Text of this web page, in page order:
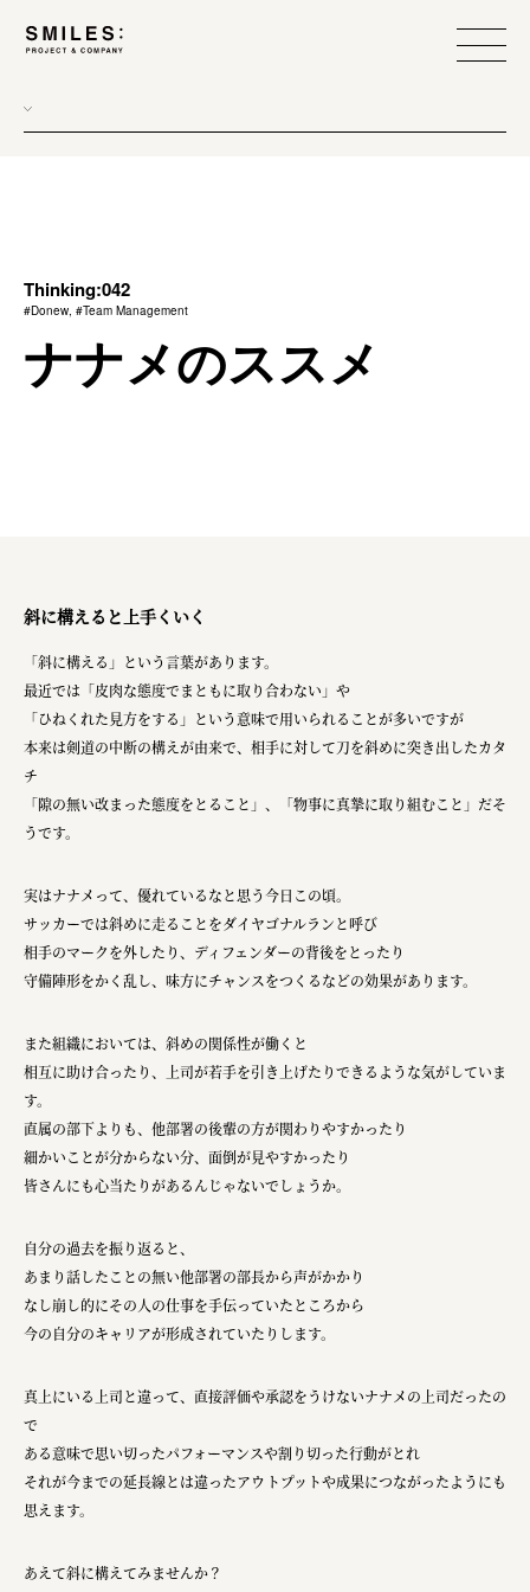
scope
team management
Thinking:042
#Donew, #Team Management
ナナメのススメ
斜に構えると上手くいく
「斜に構える」という言葉があります。
最近では「皮肉な態度でまともに取り合わない」や
「ひねくれた見方をする」という意味で用いられることが多いですが
本来は剣道の中断の構えが由来で、相手に対して刀を斜めに突き出したカタ
チ
「隙の無い改まった態度をとること」、「物事に真摯に取り組むこと」だそ
うです。
実はナナメって、優れているなと思う今日この頃。
サッカーでは斜めに走ることをダイヤゴナルランと呼び
相手のマークを外したり、ディフェンダーの背後をとったり
守備陣形をかく乱し、味方にチャンスをつくるなどの効果があります。
また組織においては、斜めの関係性が働くと
相互に助け合ったり、上司が若手を引き上げたりできるような気がしていま
す。
直属の部下よりも、他部署の後輩の方が関わりやすかったり
細かいことが分からない分、面倒が見やすかったり
皆さんにも心当たりがあるんじゃないでしょうか。
自分の過去を振り返ると、
あまり話したことの無い他部署の部長から声がかかり
なし崩し的にその人の仕事を手伝っていたところから
今の自分のキャリアが形成されていたりします。
真上にいる上司と違って、直接評価や承認をうけないナナメの上司だったの
で
ある意味で思い切ったパフォーマンスや割り切った行動がとれ
それが今までの延長線とは違ったアウトプットや成果につながったようにも
思えます。
あえて斜に構えてみませんか？